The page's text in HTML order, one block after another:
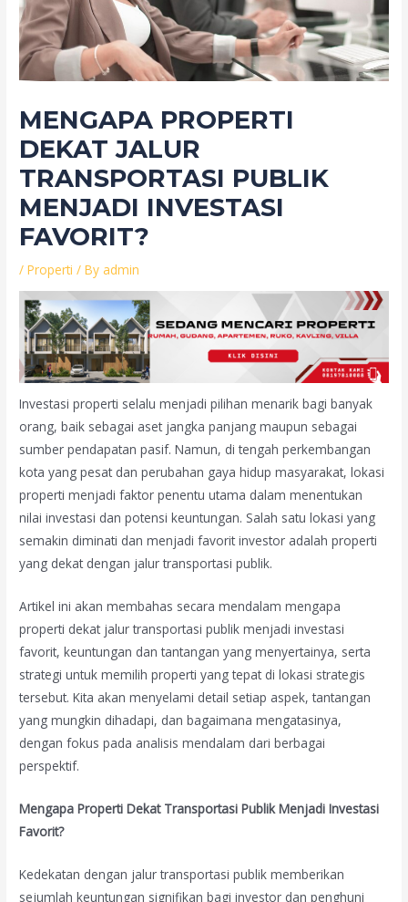
MENGAPA PROPERTI
DEKAT JALUR
TRANSPORTASI PUBLIK
MENJADI INVESTASI
FAVORIT?
/Properti / By admin
Investasi properti selalu menjadi pilihan menarik bagi banyak
orang, baik sebagai aset jangka panjang maupun sebagai
sumber pendapatan pasif. Namun, di tengah perkembangan
kota yang pesat dan perubahan gaya hidup masyarakat, lokasi
properti menjadi faktor penentu utama dalam menentukan
nilai investasi dan potensi keuntungan. Salah satu lokasi yang
semakin diminati dan menjadi favorit investor adalah properti
yang dekat dengan jalur transportasi publik.
Artikel ini akan membahas secara mendalam mengapa
properti dekat jalur transportasi publik menjadi investasi
favorit, keuntungan dan tantangan yang menyertainya, serta
strategi untuk memilih properti yang tepat di lokasi strategis
tersebut. Kita akan menyelami detail setiap aspek, tantangan
yang mungkin dihadapi, dan bagaimana mengatasinya,
dengan fokus pada analisis mendalam dari berbagai
perspektif.
Mengapa Properti Dekat Transportasi Publik Menjadi Investasi
Favorit?
Kedekatan dengan jalur transportasi publik memberikan
sejumlah keuntungan signifikan bagi investor dan penghuni